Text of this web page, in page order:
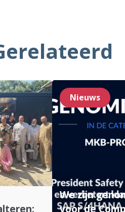
Nieuws
We zijn
voor de